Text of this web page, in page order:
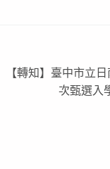
【轉知】臺中市立
次甄選入